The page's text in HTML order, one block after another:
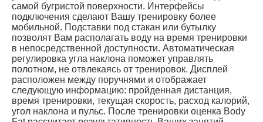
самой бугристой поверхности. Интерфейсы
подключения сделают Вашу тренировку более
мобильной. Подставки под стакан или бутылку
позволят Вам располагать воду на время тренировки
в непосредственной доступности. Автоматическая
регулировка угла наклона поможет управлять
полотном, не отвлекаясь от тренировок. Дисплей
расположен между поручнями и отображает
следующую информацию: пройденная дистанция,
время тренировки, текущая скорость, расход калорий,
угол наклона и пульс. После тренировки оценка Body